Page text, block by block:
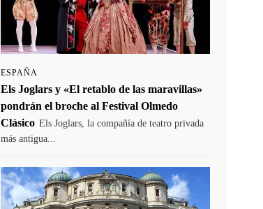
ESPAÑA
Els Joglars y «El retablo de las maravillas»
pondrán el broche al Festival Olmedo
Clásico Els Joglars, la compañía de teatro privada
más antigua...